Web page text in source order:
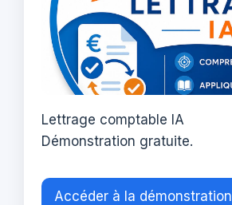
Lettrage comptable IA
Démonstration gratuite.
Accéder à la démonstration